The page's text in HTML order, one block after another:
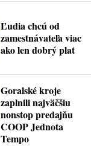
Ľudia chcú od
zamestnávateľa viac
ako len dobrý plat
Goralské kroje
zaplnili najväčšiu
nonstop predajňu
COOP Jednota
Tempo